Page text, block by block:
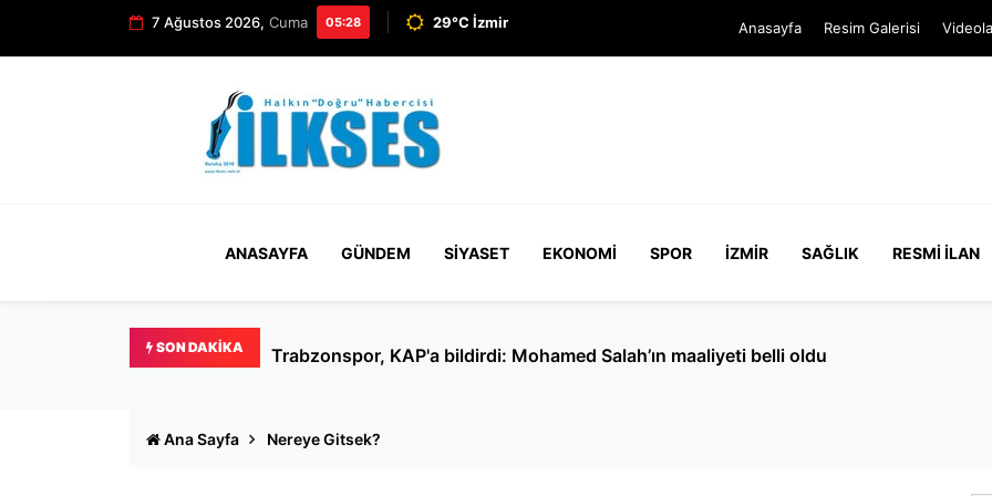
7 Ağustos 2026, Cuma 05:28 29°C İzmir Anasayfa Resim Galerisi
ANASAYFA GÜNDEM SIYASET EKONOMI SPOR İZMIR SAĞLIK RESMI İLAN
SON DAKIKA Ertuğrul Özkök hakkında 'Cumhurbaşkanı'na hakaret' soruşturması
Ana Sayfa Nereye Gitsek?